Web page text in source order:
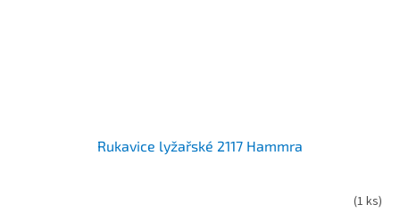
Rukavice lyžařské 2117 Hammra
(1 ks)